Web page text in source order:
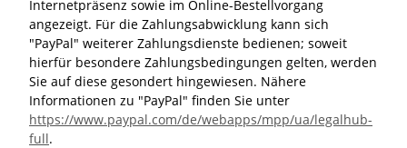
Internetpräsenz sowie im Online-Bestellvorgang
angezeigt. Für die Zahlungsabwicklung kann sich
"PayPal" weiterer Zahlungsdienste bedienen; soweit
hierfür besondere Zahlungsbedingungen gelten, werden
Sie auf diese gesondert hingewiesen. Nähere
Informationen zu "PayPal" finden Sie unter
https://www.paypal.com/de/webapps/mpp/ua/legalhub-
full.